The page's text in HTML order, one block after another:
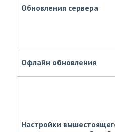
Обновления сервера
Офлайн обновления
Настройки